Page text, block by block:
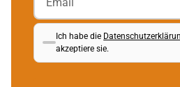
Ich habe die
akzeptiere sie.